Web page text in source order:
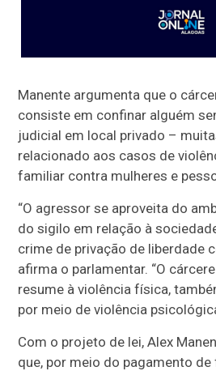
Manente argumenta que o
consiste em confinar alguém
judicial em local privado –
relacionado aos casos de
familiar contra mulheres e
“O agressor se aproveita do
do sigilo em relação à
crime de privação de liberdade
afirma o parlamentar. “O
resume à violência física,
por meio de violência
Com o projeto de lei, Alex
que, por meio do pagamento